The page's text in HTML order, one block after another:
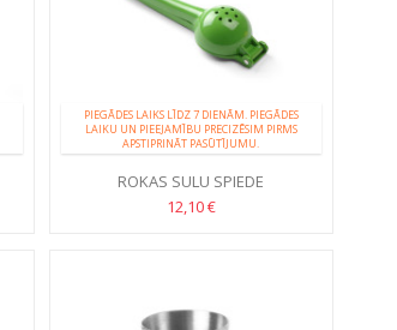
PIEGĀDES LAIKS LĪDZ 7 DIENĀM. PIEGĀDES
LAIKU UN PIEEJAMĪBU PRECIZĒSIM PIRMS
APSTIPRINĀT PASŪTĪJUMU.
ROKAS SULU SPIEDE
CITRUSAUGĻIEM
12,10 €